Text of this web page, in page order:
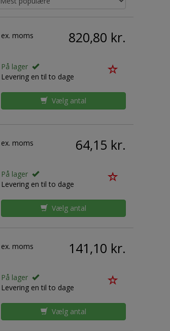
ex. moms 820,80 kr.
På lager
Levering en til to dage
Vælg antal
ex. moms 64,15 kr.
På lager
Levering en til to dage
Vælg antal
ex. moms 141,10 kr.
På lager
Levering en til to dage
Vælg antal